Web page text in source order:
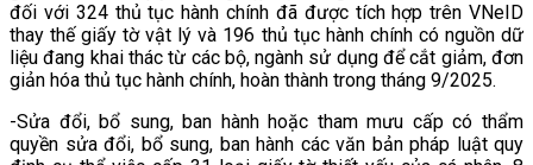
đối với 324 thủ tục hành chính đã được tích hợp trên VNeID
thay thế giấy tờ vật lý và 196 thủ tục hành chính có nguồn dữ
liệu đang khai thác từ các bộ, ngành sử dụng để cắt giảm, đơn
giản hóa thủ tục hành chính, hoàn thành trong tháng 9/2025.
-Sửa đổi, bổ sung, ban hành hoặc tham mưu cấp có thẩm
quyền sửa đổi, bổ sung, ban hành các văn bản pháp luật quy